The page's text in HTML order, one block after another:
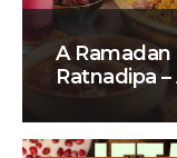
A
Ratnadipa